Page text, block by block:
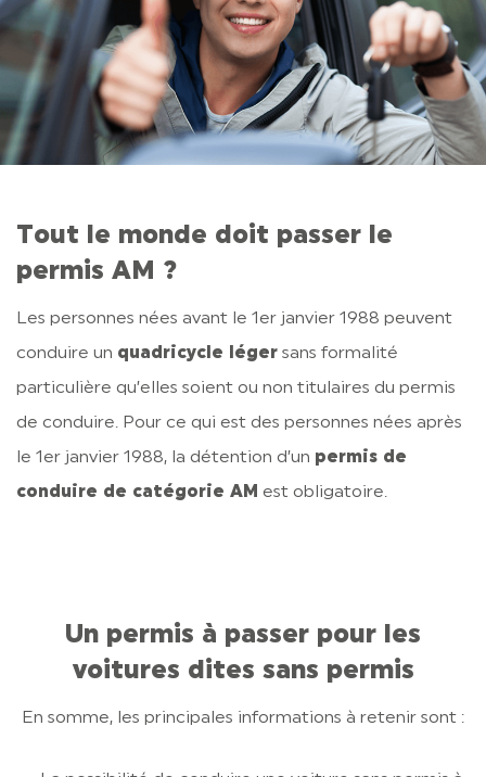
Tout le monde doit passer le
permis AM ?
Les personnes nées avant le 1er janvier 1988 peuvent
conduire un quadricycle léger sans formalité
particulière qu’elles soient ou non titulaires du permis
de conduire. Pour ce qui est des personnes nées après
le 1er janvier 1988, la détention d’un permis de
conduire de catégorie AM est obligatoire.
Un permis à passer pour les
voitures dites sans permis
En somme, les principales informations à retenir sont :